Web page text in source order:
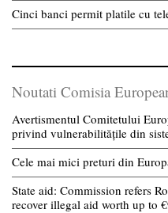
Cinci banci permit platile cu
Noutati Comisia
Avertismentul Comitetului
privind vulnerabilitățile din
Cele mai mici preturi din
State aid: Commission refers
recover illegal aid worth up to